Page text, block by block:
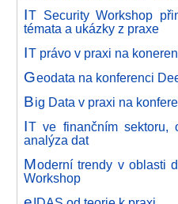
IT Security Workshop
témata a ukázky z praxe
IT právo v praxi na
Geodata na konferenci
Big Data v praxi na
IT ve finančním sektoru,
analýza dat
Moderní trendy v oblasti
Workshop